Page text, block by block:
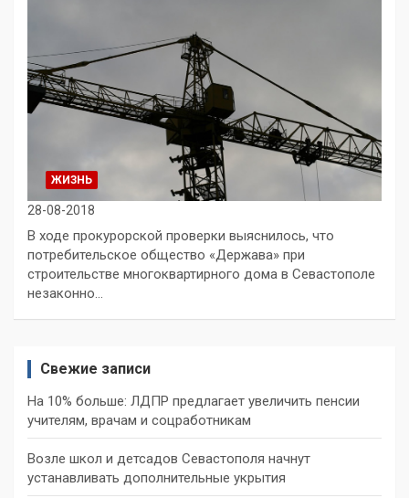
ЖИЗНЬ
28-08-2018
В ходе прокурорской проверки выяснилось, что
потребительское общество «Держава» при
строительстве многоквартирного дома в Севастополе
незаконно…
Свежие записи
На 10% больше: ЛДПР предлагает увеличить пенсии
учителям, врачам и соцработникам
Возле школ и детсадов Севастополя начнут
устанавливать дополнительные укрытия